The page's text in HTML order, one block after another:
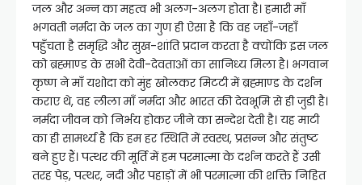
जल और अन्न का महत्व भी अलग-अलग होता है। हमारी माँ
भगवती नर्मदा के जल का गुण ही ऐसा है कि वह जहाँ-जहाँ
पहुँचता है समृद्धि और सुख-शांति प्रदान करता है क्योंकि इस जल
को ब्रह्माण्ड के सभी देवी-देवताओं का सानिध्य मिला है। भगवान
कृष्ण ने माँ यशोदा को मुंह खोलकर मिटटी में ब्रह्माण्ड के दर्शन
कराए थे, वह लीला माँ नर्मदा और भारत की देवभूमि से ही जुडी है।
नर्मदा जीवन को निर्भय होकर जीने का सन्देश देती है। यह माटी
का ही सामर्थ्य है कि हम हर स्थिति में स्वस्थ, प्रसन्न और संतुष्ट
बने हुए हैं। पत्थर की मूर्ति में हम परमात्मा के दर्शन करते हैं उसी
तरह पेड़, पत्थर, नदी और पहाड़ों में भी परमात्मा की शक्ति निहित